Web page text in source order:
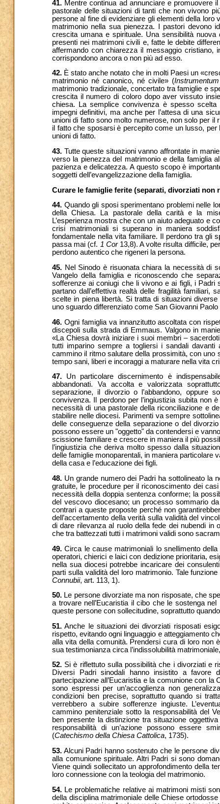
41. Mentre continua ad annunciare e promuovere
pastorale delle situazioni di tanti che non vivono
persone al fine di evidenziare gli elementi della
matrimonio nella sua pienezza. I pastori devono
crescita umana e spirituale. Una sensibilità
presenti nei matrimoni civili e, fatte le debite
affermando con chiarezza il messaggio cristiano,
corrispondono ancora o non più ad esso.
42. È stato anche notato che in molti Paesi un
matrimonio né canonico, né civile» (
matrimonio tradizionale, concertato tra famiglie e
crescita il numero di coloro dopo aver vissuto
chiesa. La semplice convivenza è spesso
impegni definitivi, ma anche per l’attesa di una
unioni di fatto sono molto numerose, non solo per
il fatto che sposarsi è percepito come un lusso,
unioni di fatto.
43. Tutte queste situazioni vanno affrontate in
verso la pienezza del matrimonio e della famiglia
pazienza e delicatezza. A questo scopo è
soggetti dell’evangelizzazione della famiglia.
Curare le famiglie ferite (separati, divorziati
44. Quando gli sposi sperimentano problemi nelle
della Chiesa. La pastorale della carità e la
L’esperienza mostra che con un aiuto adeguato e
crisi matrimoniali si superano in maniera
fondamentale nella vita familiare. Il perdono tra gli
passa mai (cf. 1 Cor13,8). A volte risulta difficile,
perdono autentico che rigeneri la persona.
45. Nel Sinodo è risuonata chiara la necessità di
Vangelo della famiglia e riconoscendo che
sofferenze ai coniugi che li vivono e ai figli, i Padri
partano dall’effettiva realtà delle fragilità
scelte in piena libertà. Si tratta di situazioni
uno sguardo differenziato come San Giovanni
46. Ogni famiglia va innanzitutto ascoltata con
discepoli sulla strada di Emmaus. Valgono in
«La Chiesa dovrà iniziare i suoi membri –
tutti imparino sempre a togliersi i sandali
cammino il ritmo salutare della prossimità, con
tempo sani, liberi e incoraggi a maturare nella vita
47. Un particolare discernimento è
abbandonati. Va accolta e valorizzata
separazione, il divorzio o l’abbandono, oppure
convivenza. Il perdono per l’ingiustizia subita non
necessità di una pastorale della riconciliazione e
stabilire nelle diocesi. Parimenti va sempre
delle conseguenze della separazione o del
possono essere un "oggetto" da contendersi e
scissione familiare e crescere in maniera il più
l’ingiustizia che deriva molto spesso dalla
delle famiglie monoparentali, in maniera particolare
della casa e l’educazione dei figli.
48. Un grande numero dei Padri ha sottolineato la
gratuite, le procedure per il riconoscimento dei
necessità della doppia sentenza conforme; la
del vescovo diocesano; un processo sommario
contrari a queste proposte perché non
dell’accertamento della verità sulla validità del
di dare rilevanza al ruolo della fede dei nubendi in
che tra battezzati tutti i matrimoni validi sono
49. Circa le cause matrimoniali lo snellimento
operatori, chierici e laici con dedizione prioritaria,
nella sua diocesi potrebbe incaricare dei
parti sulla validità del loro matrimonio. Tale
Connubii, art. 113, 1).
50. Le persone divorziate ma non risposate, che
a trovare nell’Eucaristia il cibo che le sostenga
queste persone con sollecitudine, soprattutto
51. Anche le situazioni dei divorziati risposati
rispetto, evitando ogni linguaggio e atteggiamento
alla vita della comunità. Prendersi cura di loro non
sua testimonianza circa l’indissolubilità
52. Si è riflettuto sulla possibilità che i divorziati e
Diversi Padri sinodali hanno insistito a favore
partecipazione all’Eucaristia e la comunione con
sono espressi per un’accoglienza non
condizioni ben precise, soprattutto quando si
verrebbero a subire sofferenze ingiuste.
cammino penitenziale sotto la responsabilità del
ben presente la distinzione tra situazione
responsabilità di un’azione possono essere
(Catechismo della Chiesa Cattolica, 1735).
53. Alcuni Padri hanno sostenuto che le persone
alla comunione spirituale. Altri Padri si sono
Viene quindi sollecitato un approfondimento della
loro connessione con la teologia del matrimonio.
54. Le problematiche relative ai matrimoni misti
della disciplina matrimoniale delle Chiese